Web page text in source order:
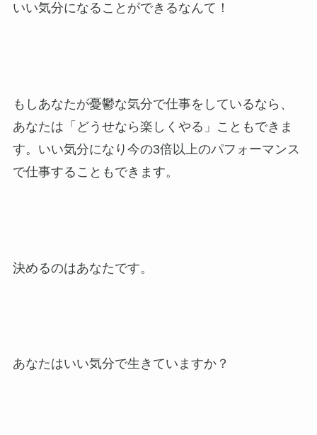
いい気分になることができるなんて！
もしあなたが憂鬱な気分で仕事をしているなら、
あなたは「どうせなら楽しくやる」こともできま
す。いい気分になり今の3倍以上のパフォーマンス
で仕事することもできます。
決めるのはあなたです。
あなたはいい気分で生きていますか？